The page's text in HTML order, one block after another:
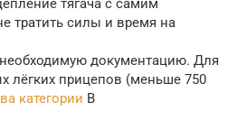
тягача с самим
тратить силы и время на
документацию. Для
лёгких прицепов (меньше 750
категории В